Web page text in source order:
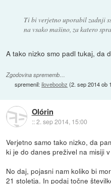
Ti bi verjetno uporabil zadnji
na vsako mašino, za katero
A tako nizko smo padl tukaj, da
Zgodovina sprememb…
spremenil:iloveboobz (2. sep 2014 ob
Olórin
::2. sep 2014, 15:00
Verjetno samo tako nizko, da
ki je do danes preživel na misiji
No daj, pojasni nam koliko bi
21 stoletja. In podaj točne